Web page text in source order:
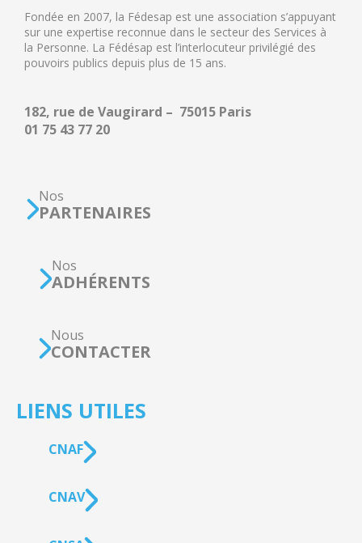
Fondée en 2007, la Fédesap est une association s’appuyant
sur une expertise reconnue dans le secteur des Services à
la Personne. La Fédésap est l’interlocuteur privilégié des
pouvoirs publics depuis plus de 15 ans.
182, rue de Vaugirard – 75015 Paris
01 75 43 77 20
Nos
PARTENAIRES
Nos
ADHÉRENTS
Nous
CONTACTER
LIENS UTILES
CNAF
CNAV